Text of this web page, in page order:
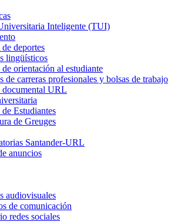
Inteligente (TUI)
deportes
lingüísticos
orientación al estudiante
de carreras profesionales y bolsas de trabajo
URL
Estudiantes
de Greuges
Santander-URL
anuncios
audiovisuales
de comunicación
redes sociales